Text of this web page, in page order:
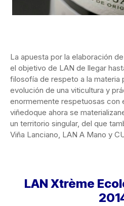
La apuesta por la elaboración
el objetivo de LAN de llegar
filosofía de respeto a la materia
evolución de una viticultura y
enormemente respetuosas con
viñedoque ahora se
un territorio singular, del que
Viña Lanciano, LAN A Mano y
LAN Xtrème